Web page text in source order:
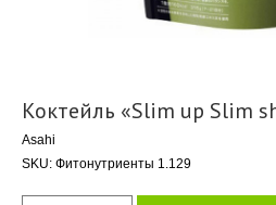
Коктейль «Slim up Slim
Asahi
SKU: Фитонутриенты 1.129